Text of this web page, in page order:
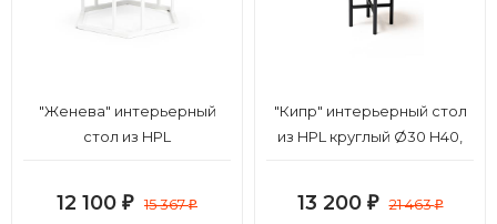
"Женева" интерьерный
стол из HPL
каркас из стали белый
12 100 ₽ 15 367₽
"Кипр" интерьерный стол
из HPL круглый Ø30 H40,
13 200 ₽ 21 463₽